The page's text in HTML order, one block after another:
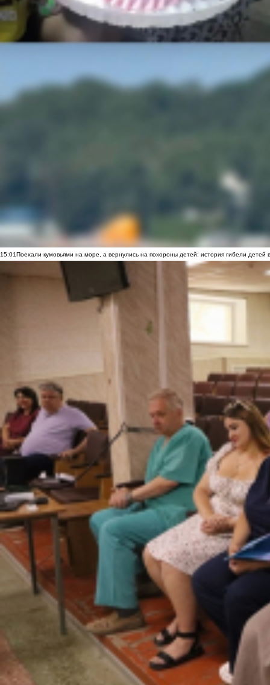
15:01Поехали кумовьями на море, а вернулись на похороны детей: история гибели детей